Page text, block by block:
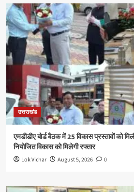
उत्तराखंड
एमडीडीए बोर्ड बैठक में 25 विकास प्रस्तावों को
नियोजित विकास को मिलेगी रफ्तार
Lok Vichar August 5, 2026 0